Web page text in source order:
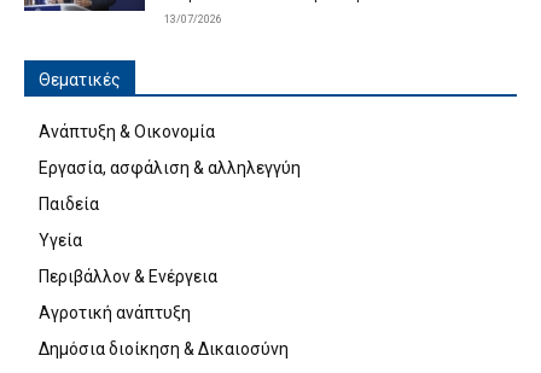
13/07/2026
Θεματικές
Ανάπτυξη & Οικονομία
Εργασία, ασφάλιση & αλληλεγγύη
Παιδεία
Υγεία
Περιβάλλον & Ενέργεια
Αγροτική ανάπτυξη
Δημόσια διοίκηση & Δικαιοσύνη